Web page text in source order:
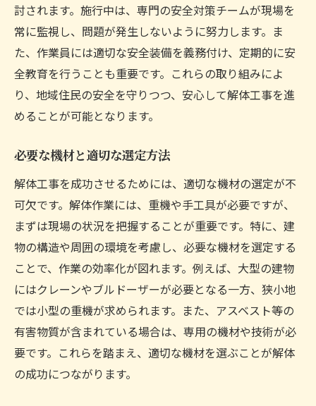
効率的な作業の進め方と秘訣
プロの視点で見る解体工事の課題解決策
解体業界の最新トレンドと技術革新
成功するためのチームビルディング
顧客満足度を高めるコミュニケーション術
地域住民との信頼関係構築の重要性
工事前後の地域への説明会と情報提供
地域行事への参加と地域貢献活動
地域コミュニティへの配慮を考慮した施工
計画
地域の声を反映した工事方法の選定
地域企業との連携で生まれる相乗効果
討されます。施行中は、専門の安全対策チームが現場を
常に監視し、問題が発生しないように努力します。ま
た、作業員には適切な安全装備を義務付け、定期的に安
全教育を行うことも重要です。これらの取り組みによ
り、地域住民の安全を守りつつ、安心して解体工事を進
めることが可能となります。
必要な機材と適切な選定方法
解体工事を成功させるためには、適切な機材の選定が不
可欠です。解体作業には、重機や手工具が必要ですが、
まずは現場の状況を把握することが重要です。特に、建
物の構造や周囲の環境を考慮し、必要な機材を選定する
ことで、作業の効率化が図れます。例えば、大型の建物
にはクレーンやブルドーザーが必要となる一方、狭小地
では小型の重機が求められます。また、アスベスト等の
有害物質が含まれている場合は、専用の機材や技術が必
要です。これらを踏まえ、適切な機材を選ぶことが解体
の成功につながります。